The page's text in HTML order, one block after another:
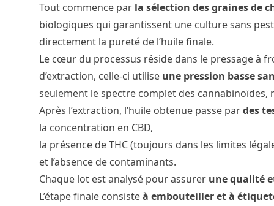
Tout commence par la sélection des graines de
biologiques qui garantissent une culture sans
directement la pureté de l’huile finale.
Le cœur du processus réside dans le pressage à
d’extraction, celle-ci utilise une pression basse
seulement le spectre complet des cannabinoïdes,
Après l’extraction, l’huile obtenue passe pardes
la concentration en CBD,
la présence de THC (toujours dans les limites
et l’absence de contaminants.
Chaque lot est analysé pour assurer une qualité
L’étape finale consisteà embouteiller et à